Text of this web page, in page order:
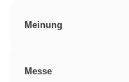
Meinung
Messe